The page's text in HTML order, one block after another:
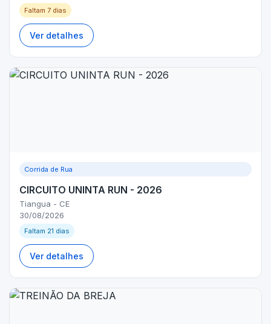
Faltam 7 dias
Ver detalhes
Corrida de Rua
CIRCUITO UNINTA RUN - 2026
Tiangua - CE
30/08/2026
Faltam 21 dias
Ver detalhes